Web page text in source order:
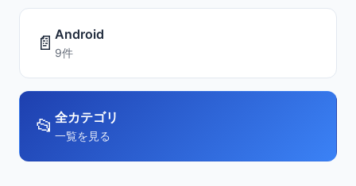
📄 Android
9件
📂 全カテゴリ
一覧を見る